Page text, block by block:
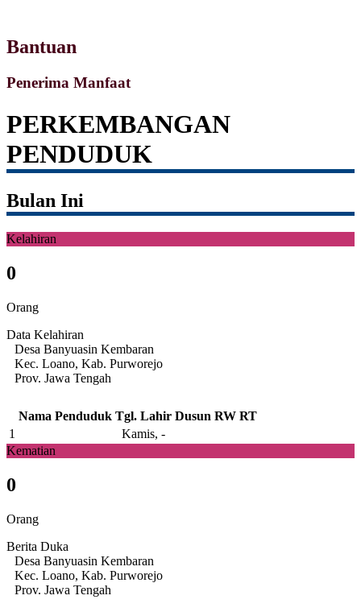
Bantuan
Penerima Manfaat
PERKEMBANGAN
PENDUDUK
Bulan Ini
Kelahiran
0
Orang
Data Kelahiran
Desa Banyuasin Kembaran
Kec. Loano, Kab. Purworejo
Prov. Jawa Tengah
Nama Penduduk Tgl. Lahir Dusun RW RT
1
Kamis, -
Kematian
0
Orang
Berita Duka
Desa Banyuasin Kembaran
Kec. Loano, Kab. Purworejo
Prov. Jawa Tengah